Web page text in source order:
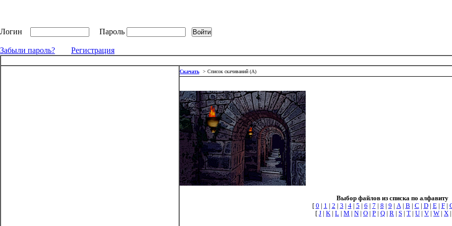
Логин Пароль
Забыли пароль? Регистрация
Скачать > Список скачиваний (A)
Выбор файлов из списка по алфавиту
[ 0 1 2 3 4| 5 6 7 8 9 A| B C D| E| F|
[ J K L M N O P Q R S T U V W X